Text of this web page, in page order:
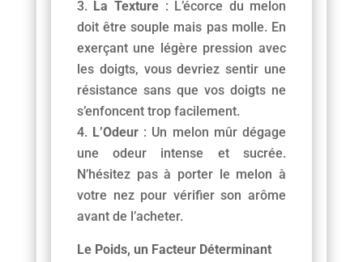
La Texture : L’écorce du melon
doit être souple mais pas molle. En
exerçant une légère pression avec
les doigts, vous devriez sentir une
résistance sans que vos doigts ne
s’enfoncent trop facilement.
L’Odeur : Un melon mûr dégage
une odeur intense et sucrée.
N’hésitez pas à porter le melon à
votre nez pour vérifier son arôme
avant de l’acheter.
Le Poids, un Facteur Déterminant